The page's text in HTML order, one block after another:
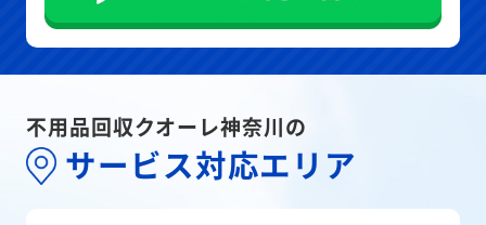
不用品回収クオーレ神奈川の
サービス対応エリア